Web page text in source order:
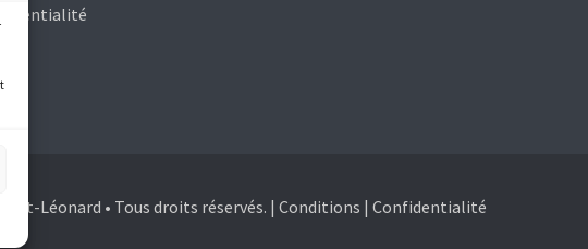
Léonard • Tous droits réservés. | Conditions | Confidentialité